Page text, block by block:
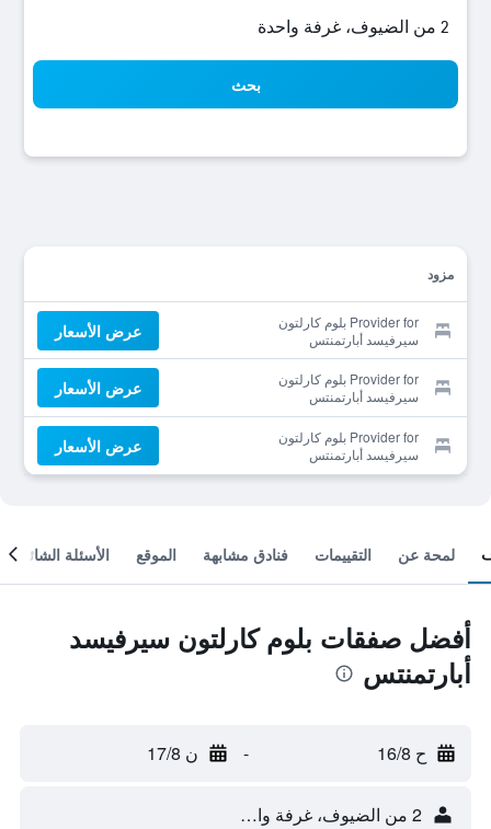
2 من الضيوف، غرفة واحدة
بحث
مزود
Provider for بلوم كارلتون
سيرفيسد أبارتمنتس
عرض الأسعار
Provider for بلوم كارلتون
سيرفيسد أبارتمنتس
عرض الأسعار
Provider for بلوم كارلتون
سيرفيسد أبارتمنتس
عرض الأسعار
لمحة عن التقييمات فنادق مشابهة الموقع الأسئلة الشائعة
أفضل صفقات بلوم كارلتون سيرفيسد
أبارتمنتس
ح 16/8 - ن 17/8
2 من الضيوف، غرفة واحدة